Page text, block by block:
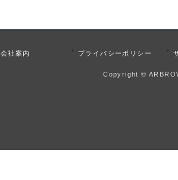
会社案内 プライバシーポリシー
Copyright ©